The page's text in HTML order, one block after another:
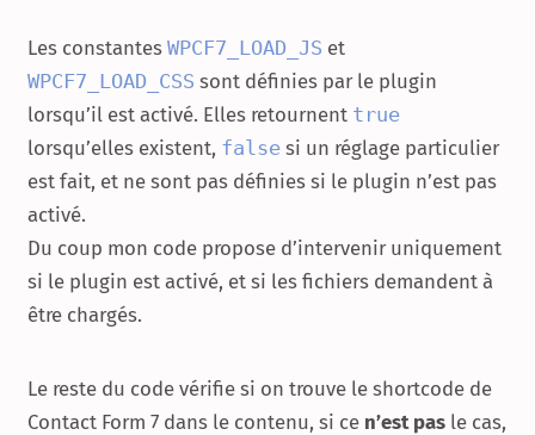
Les constantes WPCF7_LOAD_JS et
WPCF7_LOAD_CSS sont définies par le plugin
lorsqu’il est activé. Elles retournent true
lorsqu’elles existent, false si un réglage particulier
est fait, et ne sont pas définies si le plugin n’est pas
activé.
Du coup mon code propose d’intervenir uniquement
si le plugin est activé, et si les fichiers demandent à
être chargés.
Le reste du code vérifie si on trouve le shortcode de
Contact Form 7 dans le contenu, si ce n’est pas le cas,